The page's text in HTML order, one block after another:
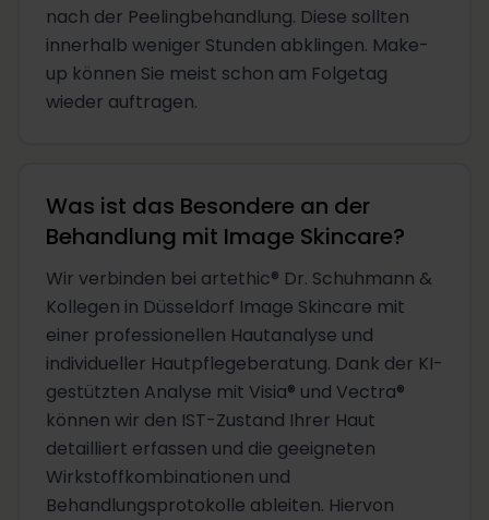
nach der Peelingbehandlung. Diese sollten
innerhalb weniger Stunden abklingen. Make-
up können Sie meist schon am Folgetag
wieder auftragen.
Was ist das Besondere an der
Behandlung mit Image Skincare?
Wir verbinden bei artethic® Dr. Schuhmann &
Kollegen in Düsseldorf Image Skincare mit
einer professionellen Hautanalyse und
individueller Hautpflegeberatung. Dank der KI-
gestützten Analyse mit Visia® und Vectra®
können wir den IST-Zustand Ihrer Haut
detailliert erfassen und die geeigneten
Wirkstoffkombinationen und
Behandlungsprotokolle ableiten. Hiervon